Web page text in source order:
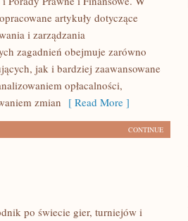
artykuły dotyczące
i zarządzania
zagadnień obejmuje zarówno
jak i bardziej zaawansowane
opłacalności,
zmian [ Read More ]
CONTINUE
po świecie gier, turniejów i